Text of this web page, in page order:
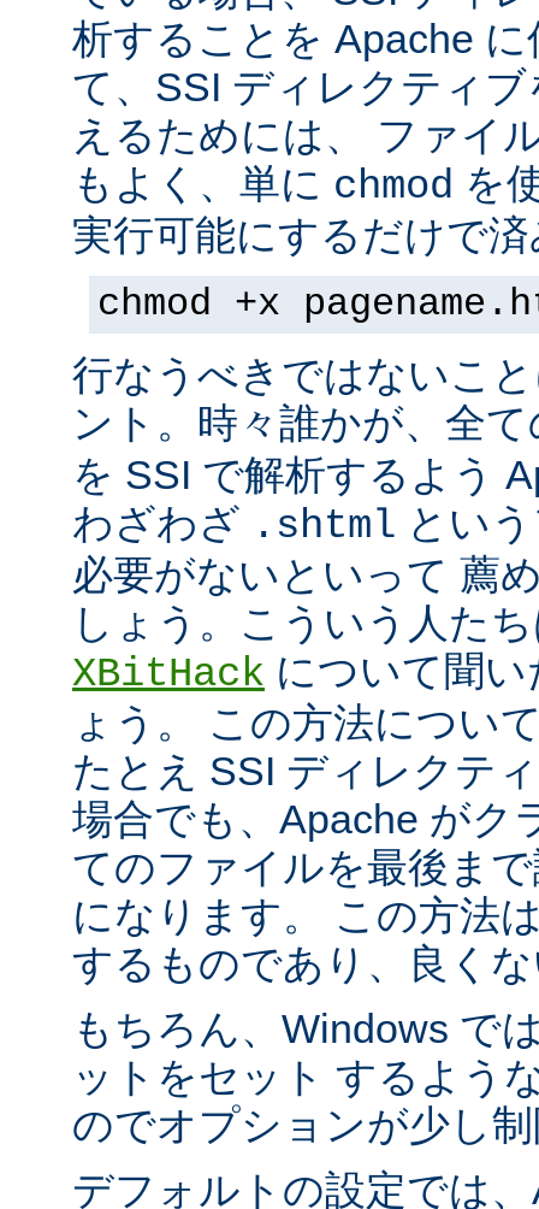
析することを Apache
て、SSI ディレクティ
えるためには、 ファイ
もよく、単に chmod を
実行可能にするだけで
chmod +x
行なうべきではないこ
ント。時々誰かが、全
を SSI で解析するよう
わざわざ .shtml とい
必要がないといって 薦
しょう。こういう人た
XBitHack について聞
ょう。 この方法につい
たとえ SSI ディレクテ
場合でも、Apache がク
てのファイルを最後ま
になります。 この方法
するものであり、良く
もちろん、Windows で
ットをセット するよう
のでオプションが少し
デフォルトの設定では